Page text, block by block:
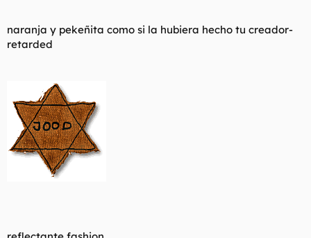
naranja y pekeñita como si la hubiera hecho tu creador-
retarded